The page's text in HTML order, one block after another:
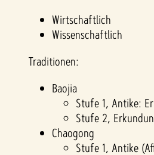
Wirtschaftlich
Wissenschaftlich
Traditionen:
Baojia
Stufe 1, Antike:
Stufe 2,
Chaogong
Stufe 1, Antike